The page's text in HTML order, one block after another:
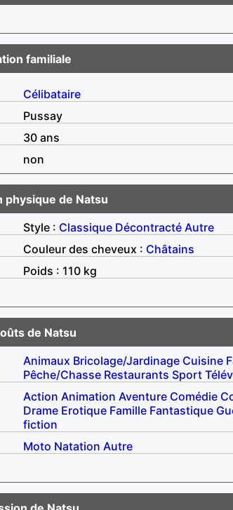
familiale
Célibataire
Pussay
30 ans
non
physique de Natsu
Style : Classique Décontracté Autre
Couleur des cheveux : Châtains
Poids : 110 kg
de Natsu
Animaux Bricolage/Jardinage Cuisine
Pêche/Chasse Restaurants Sport
Action Animation Aventure Comédie
Drame Erotique Famille Fantastique
fiction
Moto Natation Autre